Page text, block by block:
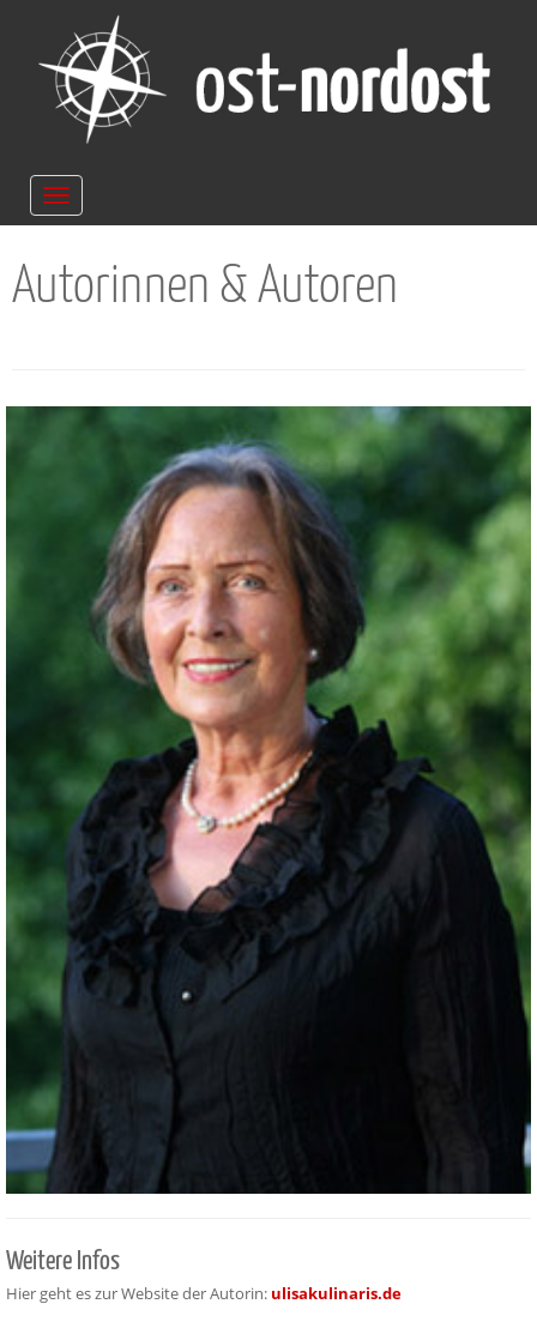
Navigation
ein-/ausblenden
Autorinnen & Autoren
Weitere Infos
Hier geht es zur Website der Autorin: ulisakulinaris.de